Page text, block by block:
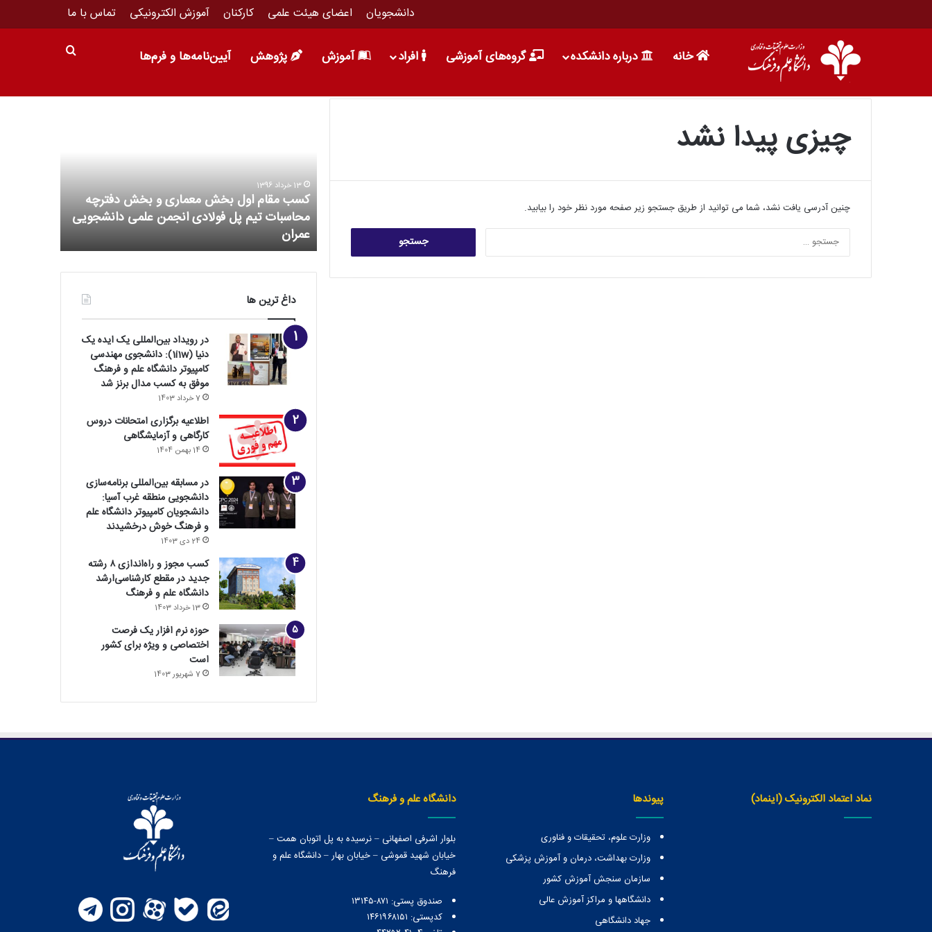
دانشجویان اعضای هیئت علمی کارکنان آموزش الکترونیکی تماس با ما
خانه درباره دانشکده گروه‌های آموزشی افراد آموزش پژوهش آیین‌نامه‌ها و فرم‌ها
چیزی پیدا نشد
چنین آدرسی یافت نشد، شما می توانید از طریق جستجو زیر صفحه مورد نظر خود را بیابید.
و تکنولوژی سمینار آشنایی با گرایش های مهندسی مکانیک
نشست خبری سومین کنفرانس بین المللی وب
پژوهی برگزار شد
13 خرداد 1396
کسب مقام اول بخش معماری و بخش دفترچه
محاسبات تیم پل فولادی انجمن علمی دانشجویی
عمران
داغ ترین ها
در رویداد بین‌المللی یک ایده یک
دنیا (1i1w): دانشجوی مهندسی
کامپیوتر دانشگاه علم و فرهنگ
موفق به کسب مدال برنز شد
7 خرداد 1403
اطلاعیه برگزاری امتحانات دروس
کارگاهی و آزمایشگاهی
14 بهمن 1404
در مسابقه بین‌المللی برنامه‌سازی
دانشجویی منطقه غرب آسیا:
دانشجویان کامپیوتر دانشگاه علم
و فرهنگ خوش درخشیدند
24 دی 1403
کسب مجوز و راه‌اندازی ۸ رشته
جدید در مقطع کارشناسی‌ارشد
دانشگاه علم و فرهنگ
13 خرداد 1403
حوزه نرم افزار یک فرصت
اختصاصی و ویژه برای کشور
است
7 شهریور 1403
نماد اعتماد الکترونیک (اینماد) پیوندها
وزارت علوم، تحقیقات و فناوری
وزارت بهداشت، درمان و آموزش پزشکی
سازمان سنجش آموزش کشور
دانشگاهها و مراكز آموزش عالی
جهاد دانشگاهی
دانشگاه علم و فرهنگ
بلوار اشرفی اصفهانی – نرسیده به پل اتوبان همت –
خیابان شهید قموشی – خیابان بهار – دانشگاه علم و
فرهنگ
صندوق پستی:‌ ۸۷۱-۱۳۱۴۵
کدپستی: ۱۴۶۱۹۶۸۱۵۱